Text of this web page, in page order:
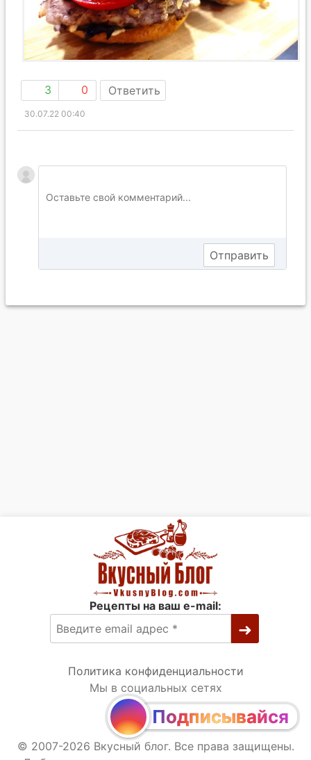
3 0 Ответить
30.07.22 00:40
Рецепты на ваш e-mail:
Политика конфиденциальности
Мы в социальных сетях
Подписывайся
© 2007-2026 Вкусный блог. Все права защищены.